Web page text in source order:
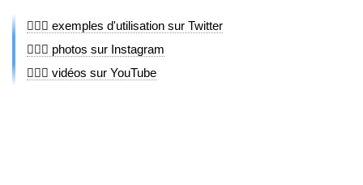
🤹🏼‍♂️ exemples d'utilisation sur Twitter
🤹🏼‍♂️ photos sur Instagram
🤹🏼‍♂️ vidéos sur YouTube